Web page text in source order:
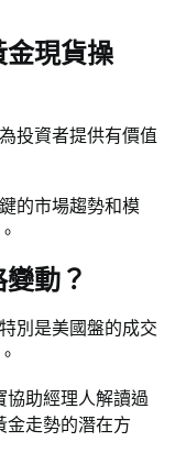
現貨操
投資者提供有價值
的市場趨勢和模
動？
別是美國盤的成交
協助經理人解讀過
金走勢的潛在方